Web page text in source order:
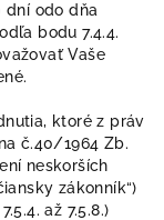
dní odo dňa
bodu 7.4.4.
Vaše
ktoré z práv
č.40/1964 Zb.
neskorších
zákonník“)
až 7.5.8.)